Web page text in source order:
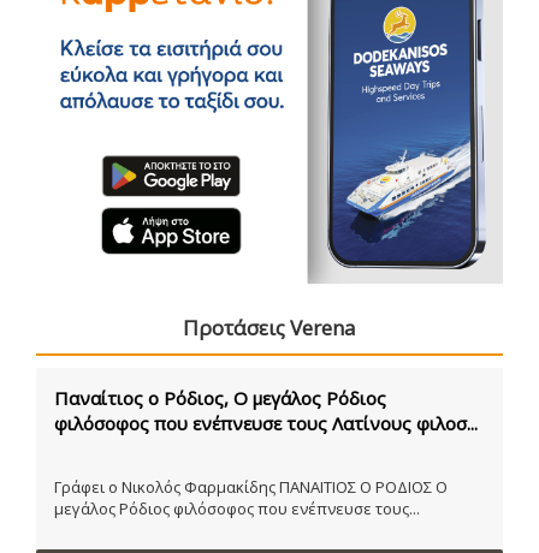
Προτάσεις Verena
Παναίτιος ο Ρόδιος, Ο μεγάλος Ρόδιος
φιλόσοφος που ενέπνευσε τους Λατίνους φιλοσ...
Γράφει ο Νικολός Φαρμακίδης ΠΑΝΑΙΤΙΟΣ Ο ΡΟΔΙΟΣ Ο
μεγάλος Ρόδιος φιλόσοφος που ενέπνευσε τους...